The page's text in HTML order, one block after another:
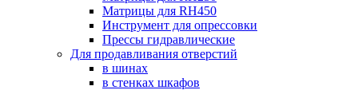
Матрицы для RH450
Инструмент для опрессовки
Прессы гидравлические
Для продавливания отверстий
в шинах
в стенках шкафов